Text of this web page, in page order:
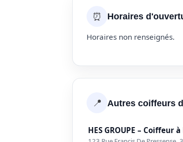
⏰ Horaires
Horaires non renseignés.
📍 Autres coiffeurs
HES GROUPE – Coiffeur